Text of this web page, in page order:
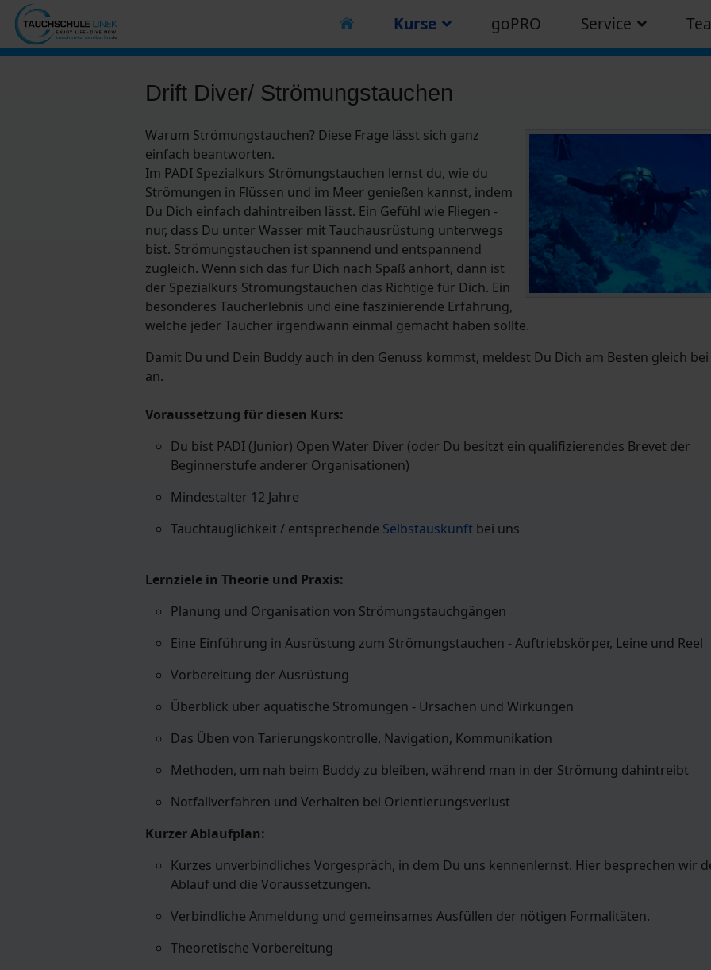
Kurse goPRO Service
Drift Diver/ Strömungstauchen
Warum Strömungstauchen? Diese Frage lässt sich ganz
einfach beantworten.
Im PADI Spezialkurs Strömungstauchen lernst du, wie du
Strömungen in Flüssen und im Meer genießen kannst, indem
Du Dich einfach dahintreiben lässt. Ein Gefühl wie Fliegen -
nur, dass Du unter Wasser mit Tauchausrüstung unterwegs
bist. Strömungstauchen ist spannend und entspannend
zugleich. Wenn sich das für Dich nach Spaß anhört, dann ist
der Spezialkurs Strömungstauchen das Richtige für Dich. Ein
besonderes Taucherlebnis und eine faszinierende Erfahrung,
welche jeder Taucher irgendwann einmal gemacht haben sollte.
Damit Du und Dein Buddy auch in den Genuss kommst, meldest Du Dich am Besten gleich
an.
Voraussetzung für diesen Kurs:
Du bist PADI (Junior) Open Water Diver (oder Du besitzt ein qualifizierendes Brevet der
Beginnerstufe anderer Organisationen)
Mindestalter 12 Jahre
Tauchtauglichkeit / entsprechende Selbstauskunft bei uns
Lernziele in Theorie und Praxis:
Planung und Organisation von Strömungstauchgängen
Eine Einführung in Ausrüstung zum Strömungstauchen - Auftriebskörper, Leine und Reel
Vorbereitung der Ausrüstung
Überblick über aquatische Strömungen - Ursachen und Wirkungen
Das Üben von Tarierungskontrolle, Navigation, Kommunikation
Methoden, um nah beim Buddy zu bleiben, während man in der Strömung dahintreibt
Notfallverfahren und Verhalten bei Orientierungsverlust
Kurzer Ablaufplan:
Kurzes unverbindliches Vorgespräch, in dem Du uns kennenlernst. Hier besprechen wir
Ablauf und die Voraussetzungen.
Verbindliche Anmeldung und gemeinsames Ausfüllen der nötigen Formalitäten.
Theoretische Vorbereitung